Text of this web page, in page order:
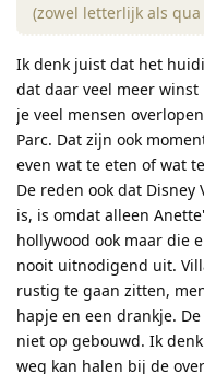
(zowel letterlijk als
Ik denk juist dat het
dat daar veel meer
je veel mensen
Parc. Dat zijn ook
even wat te eten of wat
De reden ook dat
is, is omdat alleen
hollywood ook maar die
nooit uitnodigend uit.
rustig te gaan zitten,
hapje en een drankje.
niet op gebouwd. Ik
weg kan halen bij de